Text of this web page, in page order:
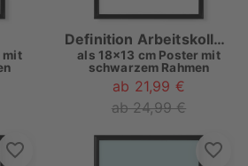
mit
Definition Arbeitskollegen
als 18x13 cm Poster mit
schwarzem Rahmen
ab 21,99 €
ab 24,99 €